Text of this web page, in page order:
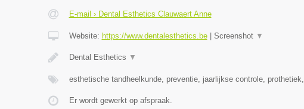
E-mail › Dental Esthetics Clauwaert Anne
Website: https://www.dentalesthetics.be| Screenshot ▼
Dental Esthetics ▼
esthetische tandheelkunde, preventie, jaarlijkse controle, prothetiek,
Er wordt gewerkt op afspraak.